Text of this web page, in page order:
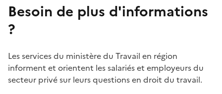
Besoin de plus d'informations
?
Les services du ministère du Travail en région
informent et orientent les salariés et employeurs du
secteur privé sur leurs questions en droit du travail.